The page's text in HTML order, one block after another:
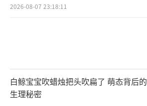
2026-08-07 23:18:11
白鲸宝宝吹蜡烛把头吹扁了 萌态背后的
生理秘密